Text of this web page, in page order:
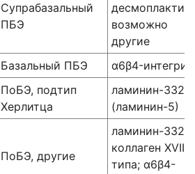
Супрабазальный
ПБЭ
десмоплактин;
возможно
другие
Базальный ПБЭ
α6β4-интегрин
ПоБЭ, подтип
Херлитца
ламинин-332
(ламинин-5)
ПоБЭ, другие
ламинин-332;
коллаген XVII
типа; α6β4-